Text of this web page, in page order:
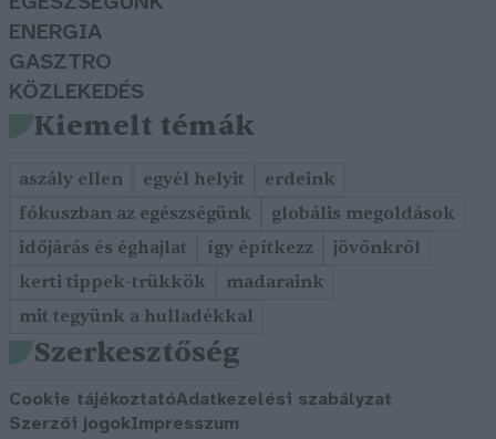
ENERGIA
GASZTRO
KÖZLEKEDÉS
Kiemelt témák
aszály ellen egyél helyit
erdeink
fókuszban az egészségünk
globális megoldások
időjárás és éghajlat
így építkezz
jövőnkről
kerti tippek-trükkök
madaraink
mit tegyünk a hulladékkal
Szerkesztőség
Cookie tájékoztatóAdatkezelési szabályzat
Szerzői jogokImpresszum